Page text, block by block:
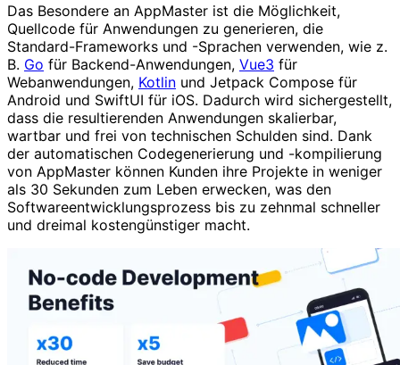
Das Besondere an AppMaster ist die Möglichkeit,
Quellcode für Anwendungen zu generieren, die
Standard-Frameworks und -Sprachen verwenden, wie z.
B. Go für Backend-Anwendungen, Vue3 für
Webanwendungen, Kotlin und Jetpack Compose für
Android und SwiftUI für iOS. Dadurch wird sichergestellt,
dass die resultierenden Anwendungen skalierbar,
wartbar und frei von technischen Schulden sind. Dank
der automatischen Codegenerierung und -kompilierung
von AppMaster können Kunden ihre Projekte in weniger
als 30 Sekunden zum Leben erwecken, was den
Softwareentwicklungsprozess bis zu zehnmal schneller
und dreimal kostengünstiger macht.